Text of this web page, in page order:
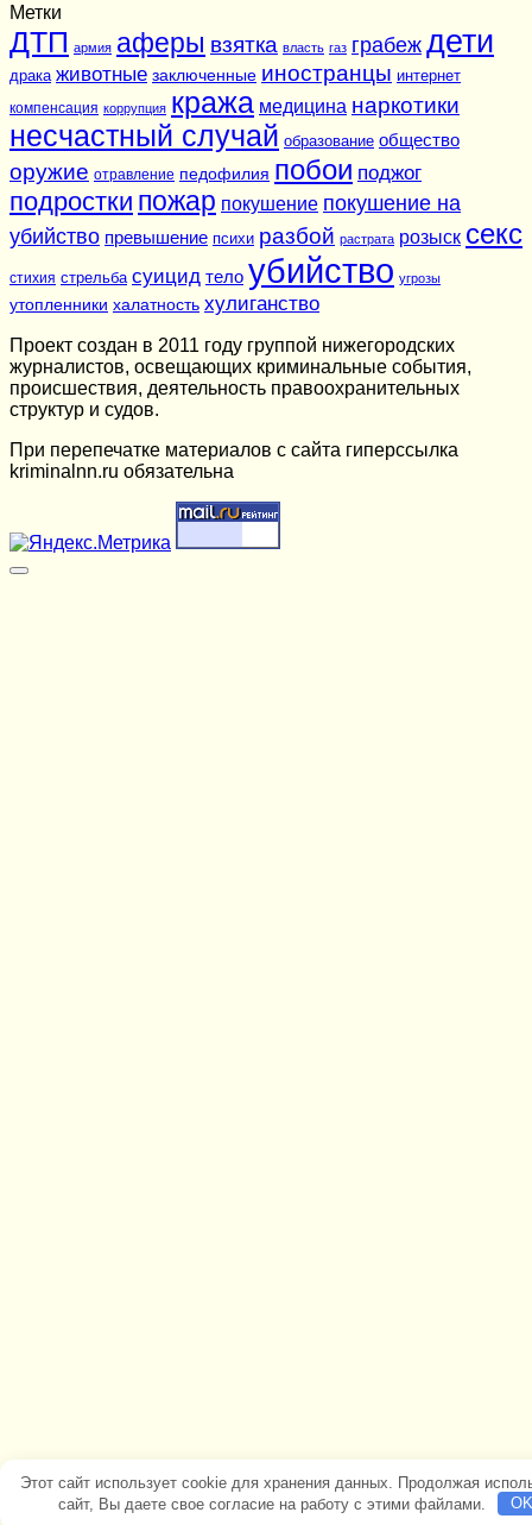
Метки
ДТП армия аферы взятка власть газ грабеж дети
драка животные заключенные иностранцы интернет
компенсация коррупция кража медицина наркотики
несчастный случай образование общество
оружие отравление педофилия побои поджог
подростки пожар покушение покушение на
убийство превышение психи разбой растрата розыск секс
стихия стрельба суицид тело убийство угрозы
утопленники халатность хулиганство
Проект создан в 2011 году группой нижегородских
журналистов, освещающих криминальные события,
происшествия, деятельность правоохранительных
структур и судов.
При перепечатке материалов c сайта гиперссылка
kriminalnn.ru обязательна
Этот сайт использует cookie для хранения данных. Продолжая
сайт, Вы даете свое согласие на работу с этими файлами.
OK